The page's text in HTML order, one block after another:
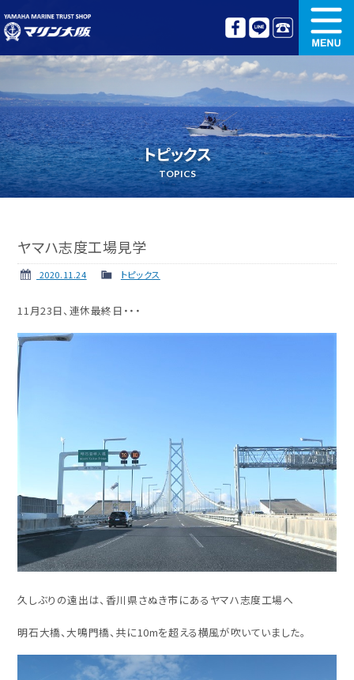
中古艇情報
オリジナル艤装 ボート免許講習
更新講習 クルージング情報
トピックス
TOPICS
ヤマハ志度工場見学
2020.11.24 トピックス
11月23日、連休最終日・・・
久しぶりの遠出は、香川県さぬき市にあるヤマハ志度工場へ
明石大橋、大鳴門橋、共に10mを超える横風が吹いていました。